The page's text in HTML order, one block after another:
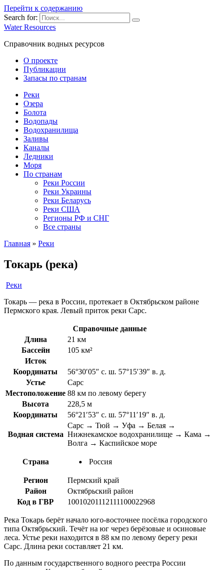
Перейти к содержанию
Search for:
Water Resources
Справочник водных ресурсов
О проекте
Публикации
Запасы по странам
Реки
Озера
Болота
Водопады
Водохранилища
Заливы
Каналы
Ледники
Моря
По странам
Реки России
Реки Украины
Реки Беларусь
Реки США
Регионы РФ и СНГ
Все страны
Главная » Реки
Токарь (река)
Реки
Токарь — река в России, протекает в Октябрьском районе
Пермского края. Левый приток реки Сарс.
Справочные данные
Длина
21 км
Бассейн
105 км²
Исток
Координаты
56°30′05″ с. ш. 57°15′39″ в. д.
Устье
Сарс
Местоположение 88 км по левому берегу
Высота
228,5 м
Координаты
56°21′53″ с. ш. 57°11′19″ в. д.
Водная система
Сарс → Тюй → Уфа → Белая →
Нижнекамское водохранилище → Кама →
Волга → Каспийское море
Страна Россия
Регион
Пермский край
Район
Октябрьский район
Код в ГВР
10010201112111100022968
Река Токарь берёт начало юго-восточнее посёлка городского
типа Октябрьский. Течёт на юг через берёзовые и осиновые
леса. Устье реки находится в 88 км по левому берегу реки
Сарс. Длина реки составляет 21 км.
По данным государственного водного реестра России